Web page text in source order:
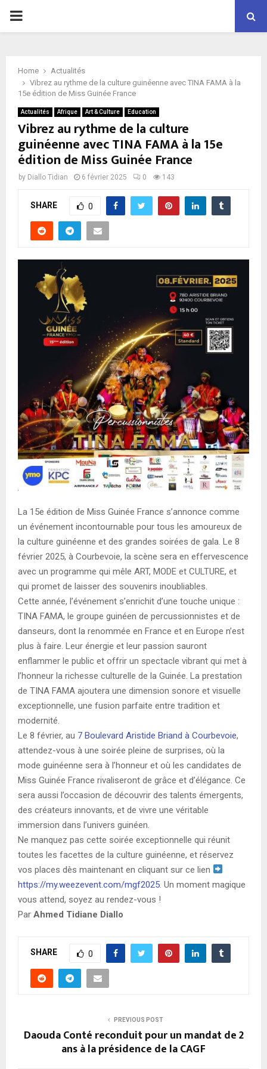
P
M
A
Home
Actualités
Vibrez au rythme de la culture guinéenne avec TINA FAMA à la
15e édition de Miss Guinée France
Actualités Afrique Art & Culture Education
Vibrez au rythme de la culture
guinéenne avec TINA FAMA à la 15e
édition de Miss Guinée France
by Diallo Tidian 6 février 2025 0 143
SHARE 0
La 15e édition de Miss Guinée France s’annonce comme
un événement incontournable pour tous les amoureux de
la culture guinéenne et des grandes soirées de gala. Le 8
février 2025, à Courbevoie, la scène sera en effervescence
avec un programme qui mêle ART, MODE et CULTURE, et
qui promet de laisser des souvenirs inoubliables.
Cette année, l’événement s’enrichit d’une touche unique :
TINA FAMA, le groupe guinéen de percussionnistes et de
danseurs, dont la renommée en France et en Europe n’est
plus à faire. Leur énergie et leur passion sauront
enflammer le public et offrir un spectacle vibrant qui met à
l’honneur la richesse culturelle de la Guinée. La prestation
de TINA FAMA ajoutera une dimension sonore et visuelle
exceptionnelle, une fusion parfaite entre tradition et
modernité.
Le 8 février, au 7 Boulevard Aristide Briand à Courbevoie,
attendez-vous à une soirée pleine de surprises, où la
mode guinéenne sera à l’honneur et où les candidates de
Miss Guinée France rivaliseront de grâce et d’élégance. Ce
sera aussi l’occasion de découvrir des talents émergents,
des créateurs innovants, et de vivre une véritable
immersion dans l’univers guinéen.
Ne manquez pas cette soirée exceptionnelle qui réunit
toutes les facettes de la culture guinéenne, et réservez
vos places dès maintenant en cliquant sur ce lien
https://my.weezevent.com/mgf2025 . Un moment magique
vous attend, soyez au rendez-vous !
Par Ahmed Tidiane Diallo
SHARE 0
PREVIOUS POST
Daouda Conté reconduit pour un mandat de 2
ans à la présidence de la CAGF